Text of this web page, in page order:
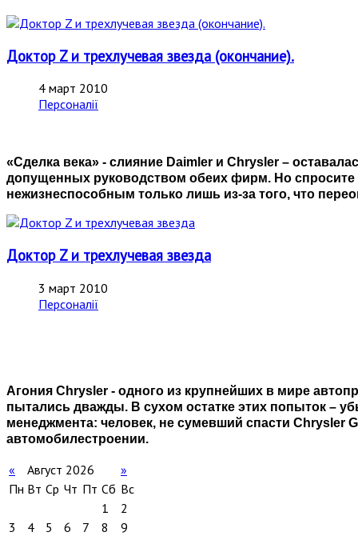
Доктор Z и трехлучевая звезда (окончание).
4 март 2010
Персоналії
«Сделка века» - слияние Daimler и Chrysler –
допущенных руководством обеих фирм. Но спросите
нежизнеспособным только лишь из-за того, что
Доктор Z и трехлучевая звезда
3 март 2010
Персоналії
Агония Chrysler - одного из крупнейших в мире
пытались дважды. В сухом остатке этих попыток –
менеджмента: человек, не сумевший спасти
автомобилестроении.
« Август 2026
»
Пн Вт Ср Чт Пт Сб Вс
1
2
3
4 5 6 7 8
9